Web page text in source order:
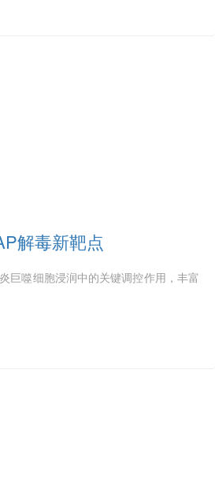
解毒新靶点
巨噬细胞浸润中的关键调控作用，丰富